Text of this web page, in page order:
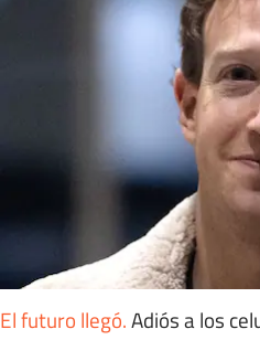
El futuro llegó.Adiós a los